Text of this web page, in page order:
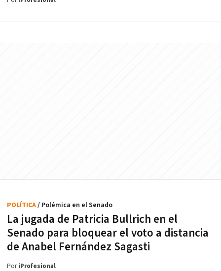
La jugada de Patricia Bullrich en el
Senado para bloquear el voto a distancia
de Anabel Fernández Sagasti
POLÍTICA/ Polémica en el Senado
PoriProfesional